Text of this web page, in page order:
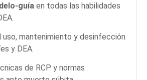
guía en todas las habilidades
uso, mantenimiento y desinfección
y DEA.
de RCP y normas